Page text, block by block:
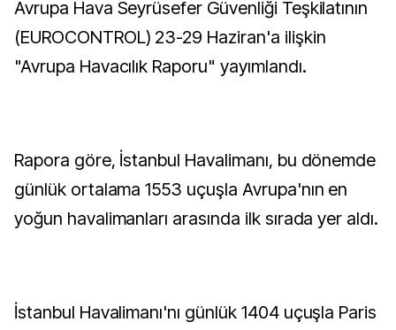
Avrupa Hava Seyrüsefer Güvenliği Teşkilatının
(EUROCONTROL) 23-29 Haziran'a ilişkin
"Avrupa Havacılık Raporu" yayımlandı.
Rapora göre, İstanbul Havalimanı, bu dönemde
günlük ortalama 1553 uçuşla Avrupa'nın en
yoğun havalimanları arasında ilk sırada yer aldı.
İstanbul Havalimanı'nı günlük 1404 uçuşla Paris